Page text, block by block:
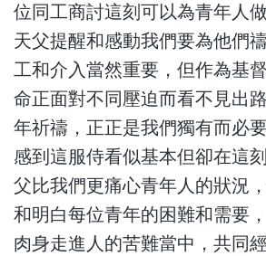
位同工商討這刻可以為青年人
天父提醒和感動我們要為他們
工和介入當然重要，但作為基
命正面對不同壓迫而看不見出
年祈禱，正正是我們獨有而必
感到這服侍看似基本但卻在這
父比我們更痛心青年人的狀況
和明白每位青年的困難和需要
肉身走進人的苦難當中，共同